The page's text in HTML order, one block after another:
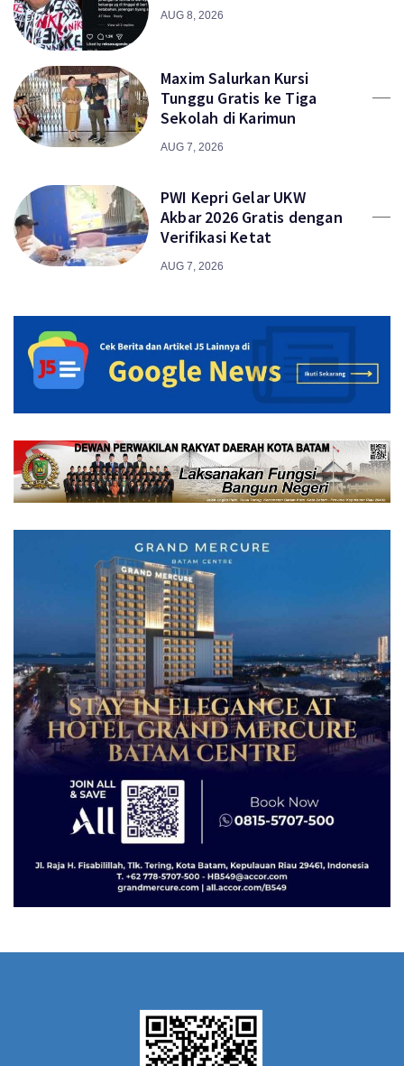
AUG 8, 2026
Maxim Salurkan Kursi
Tunggu Gratis ke Tiga
Sekolah di Karimun
AUG 7, 2026
PWI Kepri Gelar UKW
Akbar 2026 Gratis dengan
Verifikasi Ketat
AUG 7, 2026